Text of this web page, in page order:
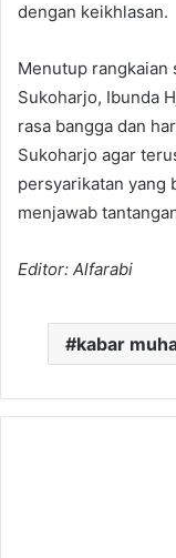
dengan keikhlasan.
Menutup rangkaian
Sukoharjo, Ibunda
rasa bangga dan
Sukoharjo agar
persyarikatan yang
menjawab
Editor: Alfarabi
kabar